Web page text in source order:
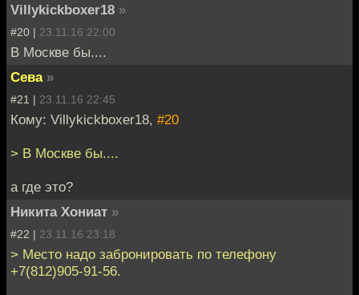
Villykickboxer18 »
#20 | 23.11.16 22:00
В Москве бы....
Сева »
#21 | 23.11.16 22:45
Кому: Villykickboxer18, #20
> В Москве бы....
а где это?
Никита Хониат »
#22 | 23.11.16 23:18
> Место надо забронировать по телефону
+7(812)905-91-56.